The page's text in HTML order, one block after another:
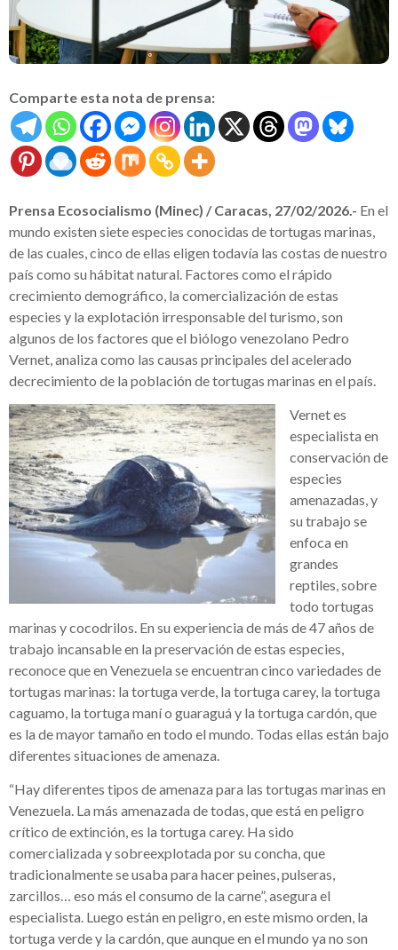
Comparte esta nota de prensa:
Prensa Ecosocialismo (Minec) / Caracas, 27/02/2026.- En el
mundo existen siete especies conocidas de tortugas marinas,
de las cuales, cinco de ellas eligen todavía las costas de nuestro
país como su hábitat natural. Factores como el rápido
crecimiento demográfico, la comercialización de estas
especies y la explotación irresponsable del turismo, son
algunos de los factores que el biólogo venezolano Pedro
Vernet, analiza como las causas principales del acelerado
decrecimiento de la población de tortugas marinas en el país.
Vernet es
especialista en
conservación de
especies
amenazadas, y
su trabajo se
enfoca en
grandes
reptiles, sobre
todo tortugas
marinas y cocodrilos. En su experiencia de más de 47 años de
trabajo incansable en la preservación de estas especies,
reconoce que en Venezuela se encuentran cinco variedades de
tortugas marinas: la tortuga verde, la tortuga carey, la tortuga
caguamo, la tortuga maní o guaraguá y la tortuga cardón, que
es la de mayor tamaño en todo el mundo. Todas ellas están bajo
diferentes situaciones de amenaza.
“Hay diferentes tipos de amenaza para las tortugas marinas en
Venezuela. La más amenazada de todas, que está en peligro
crítico de extinción, es la tortuga carey. Ha sido
comercializada y sobreexplotada por su concha, que
tradicionalmente se usaba para hacer peines, pulseras,
zarcillos… eso más el consumo de la carne”, asegura el
especialista. Luego están en peligro, en este mismo orden, la
tortuga verde y la cardón, que aunque en el mundo ya no son